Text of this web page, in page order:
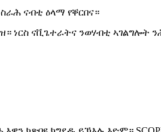
ናብቲ ዕላማ የቐርበና።
ነርስ ናቪጌተራትና ንወሃብቲ ኣገልግሎት